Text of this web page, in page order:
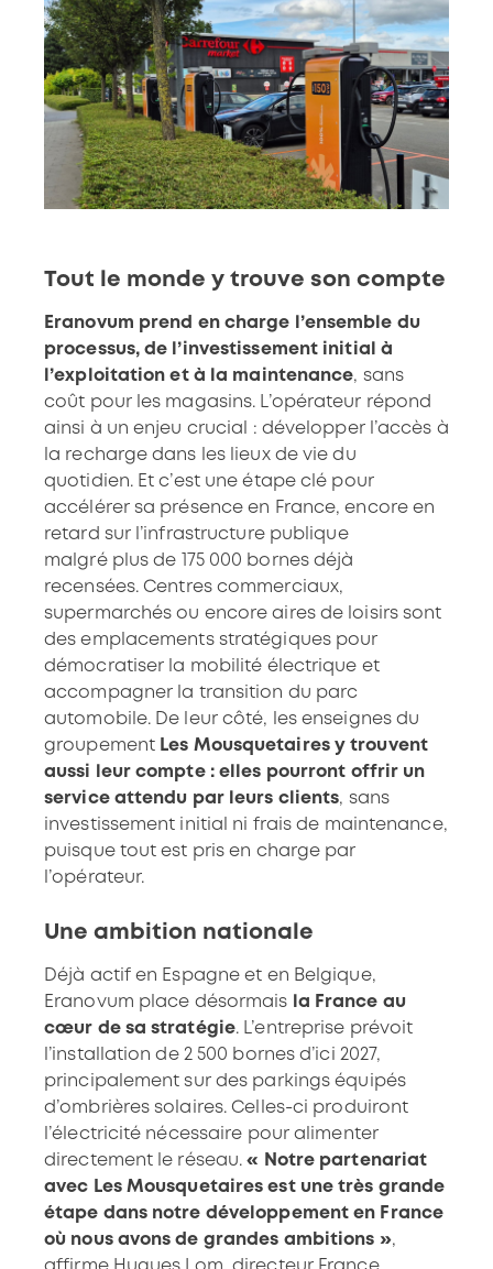
Tout le monde y trouve son compte
Eranovum prend en charge l’ensemble du
processus, de l’investissement initial à
l’exploitation et à la maintenance, sans
coût pour les magasins. L’opérateur répond
ainsi à un enjeu crucial : développer l’accès à
la recharge dans les lieux de vie du
quotidien. Et c’est une étape clé pour
accélérer sa présence en France, encore en
retard sur l’infrastructure publique
malgré plus de 175 000 bornes déjà
recensées. Centres commerciaux,
supermarchés ou encore aires de loisirs sont
des emplacements stratégiques pour
démocratiser la mobilité électrique et
accompagner la transition du parc
automobile. De leur côté, les enseignes du
groupement Les Mousquetaires y trouvent
aussi leur compte : elles pourront offrir un
service attendu par leurs clients, sans
investissement initial ni frais de maintenance,
puisque tout est pris en charge par
l’opérateur.
Une ambition nationale
Déjà actif en Espagne et en Belgique,
Eranovum place désormais la France au
cœur de sa stratégie. L’entreprise prévoit
l’installation de 2 500 bornes d’ici 2027,
principalement sur des parkings équipés
d’ombrières solaires. Celles-ci produiront
l’électricité nécessaire pour alimenter
directement le réseau.« Notre partenariat
avec Les Mousquetaires est une très grande
étape dans notre développement en France
où nous avons de grandes ambitions »,